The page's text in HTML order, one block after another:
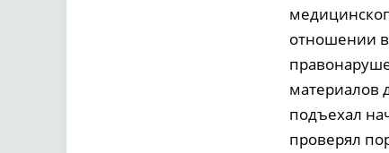
отношении
материалов
подъехал
проверял